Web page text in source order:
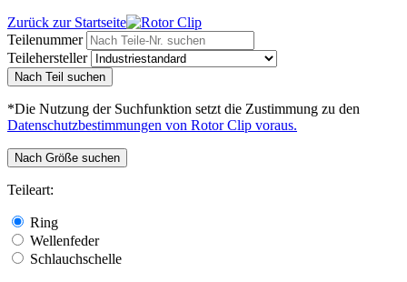
Zurück zur Startseite
Teilenummer
Teilehersteller
Nach Teil suchen
*Die Nutzung der Suchfunktion setzt die Zustimmung zu den
Datenschutzbestimmungen von Rotor Clip voraus.
Nach Größe suchen
Teileart:
Ring
Wellenfeder
Schlauchschelle